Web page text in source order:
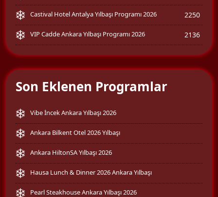
Castival Hotel Antalya Yılbaşı Programı 2026 2250
VIP Cadde Ankara Yılbaşı Programı 2026 2136
Son Eklenen Programlar
Vibe İncek Ankara Yılbaşı 2026
Ankara Bilkent Otel 2026 Yılbaşı
Ankara HiltonSA Yılbaşı 2026
Hausa Lunch & Dinner 2026 Ankara Yılbaşı
Pearl Steakhouse Ankara Yılbaşı 2026